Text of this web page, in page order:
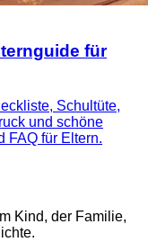
für
Schultüte,
und schöne
FAQ für Eltern.
Kind, der Familie,